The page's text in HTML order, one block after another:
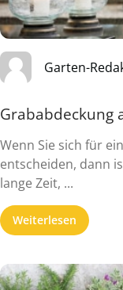
Garten-
Grababdeckung
Wenn Sie sich für
entscheiden, dann
lange Zeit, ...
Weiterlesen